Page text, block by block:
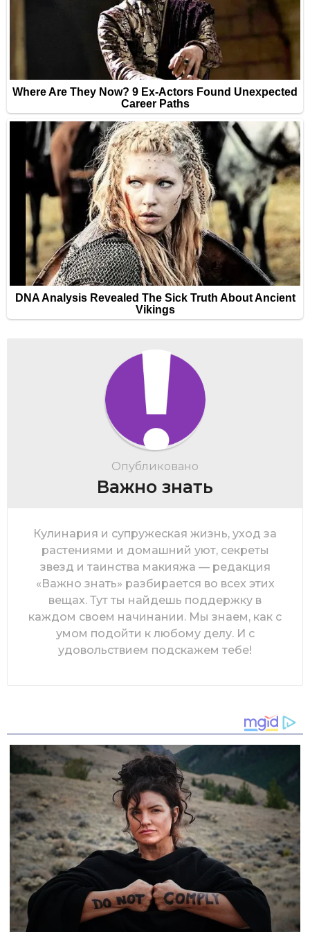
Опубликовано
Важно знать
Кулинария и супружеская жизнь, уход за
растениями и домашний уют, секреты
звезд и таинства макияжа — редакция
«Важно знать» разбирается во всех этих
вещах. Тут ты найдешь поддержку в
каждом своем начинании. Мы знаем, как с
умом подойти к любому делу. И с
удовольствием подскажем тебе!